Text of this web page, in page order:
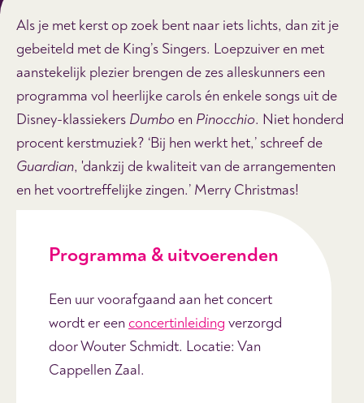
Als je met kerst op zoek bent naar iets lichts, dan zit je
gebeiteld met de King’s Singers. Loepzuiver en met
aanstekelijk plezier brengen de zes alleskunners een
programma vol heerlijke carols én enkele songs uit de
Disney-klassiekers Dumboen Pinocchio. Niet honderd
procent kerstmuziek? ‘Bij hen werkt het,’ schreef de
Guardian, 'dankzij de kwaliteit van de arrangementen
en het voortreffelijke zingen.’ Merry Christmas!
Programma & uitvoerenden
Een uur voorafgaand aan het concert
wordt er een concertinleiding verzorgd
door Wouter Schmidt. Locatie: Van
Cappellen Zaal.